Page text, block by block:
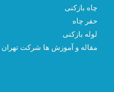
چاه بازکنی
حفر چاه
لوله بازکنی
مقاله و آموزش ها شرکت تهران